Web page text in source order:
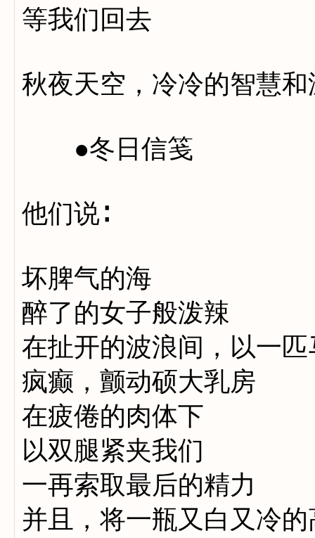
等我们回去
秋夜天空，冷冷的智慧
●冬日信笺
他们说∶
坏脾气的海
醉了的女子般泼辣
在扯开的波浪间，以一匹
疯癫，颤动硕大乳房
在疲倦的肉体下
以双腿紧夹我们
一再索取最后的精力
并且，将一瓶又白又冷的